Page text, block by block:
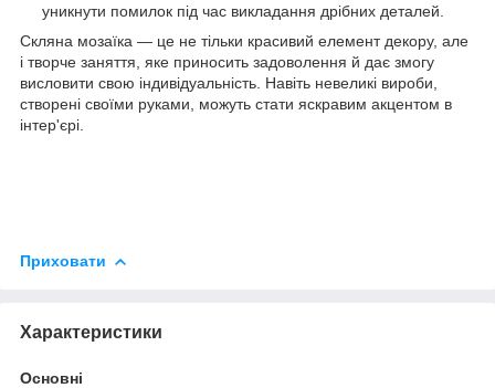
уникнути помилок під час викладання дрібних деталей.
Скляна мозаїка — це не тільки красивий елемент декору, але
і творче заняття, яке приносить задоволення й дає змогу
висловити свою індивідуальність. Навіть невеликі вироби,
створені своїми руками, можуть стати яскравим акцентом в
інтер'єрі.
Приховати
Характеристики
Основні